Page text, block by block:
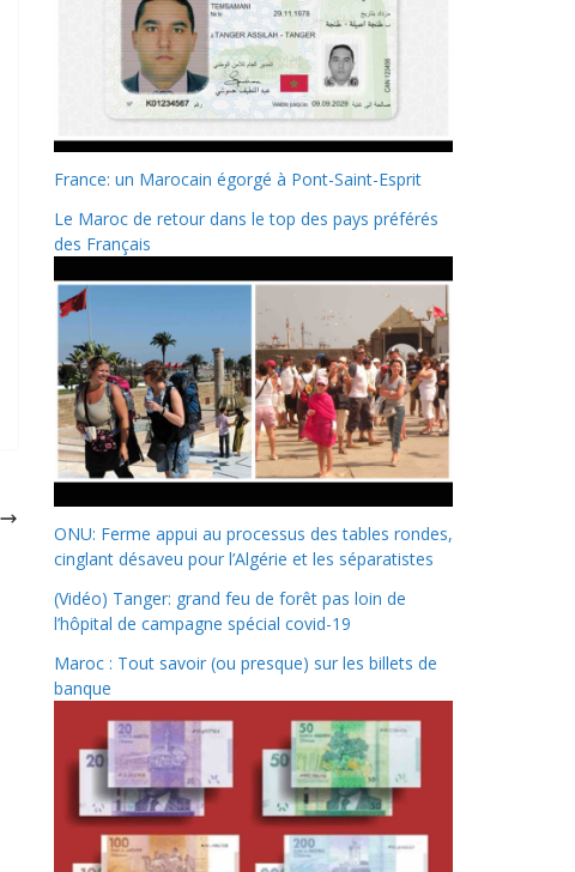
France: un Marocain égorgé à Pont-Saint-Esprit
Le Maroc de retour dans le top des pays préférés
des Français
ONU: Ferme appui au processus des tables rondes,
cinglant désaveu pour l’Algérie et les séparatistes
(Vidéo) Tanger: grand feu de forêt pas loin de
l’hôpital de campagne spécial covid-19
Maroc : Tout savoir (ou presque) sur les billets de
banque